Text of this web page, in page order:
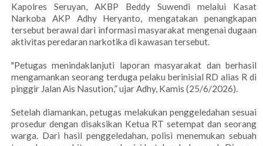
Kapolres Seruyan, AKBP Beddy Suwendi melalui Kasat
Narkoba AKP Adhy Heryanto, mengatakan penangkapan
tersebut berawal dari informasi masyarakat mengenai dugaan
aktivitas peredaran narkotika di kawasan tersebut.
"Petugas menindaklanjuti laporan masyarakat dan berhasil
mengamankan seorang terduga pelaku berinisial RD alias R di
pinggir Jalan Ais Nasution,” ujar Adhy, Kamis (25/6/2026).
Setelah diamankan, petugas melakukan penggeledahan sesuai
prosedur dengan disaksikan Ketua RT setempat dan seorang
warga. Dari hasil penggeledahan, polisi menemukan sebuah